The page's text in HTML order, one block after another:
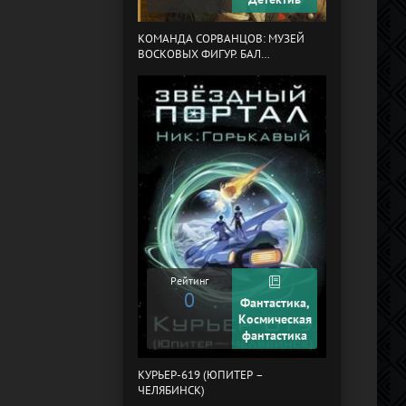
КОМАНДА СОРВАНЦОВ: МУЗЕЙ
ВОСКОВЫХ ФИГУР. БАЛ
Рейтинг
0
Фантастика,
Космическая
фантастика
КУРЬЕР-619 (ЮПИТЕР –
ЧЕЛЯБИНСК)